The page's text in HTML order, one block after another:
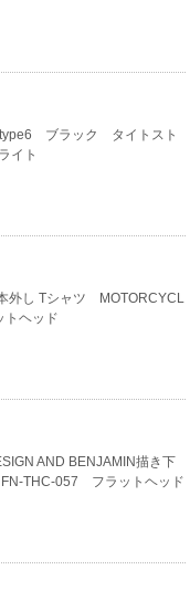
type6 ブラック タイトスト
イト
外し Tシャツ MOTORCYCL
ヘッド
AND BENJAMIN描き下
THC-057 フラットヘッド